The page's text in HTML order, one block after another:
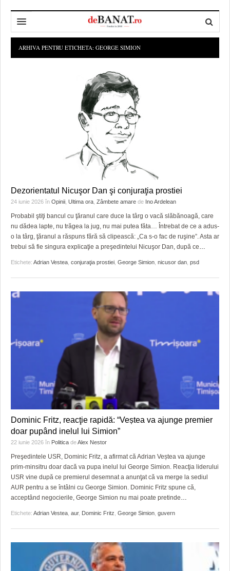
REDACȚIA DEBANAT
POLITICA DE COOKIES
POLITICA DE CONFIDENȚIALITATE
PRIMĂRIA TIMIŞOARA
CONSILIUL JUDEŢEAN TIMIŞ
PREFECTURA TIMIŞ
POLI TIMISOARA
FOTBAL JUDETEAN
DOSARELE DEBANAT
ETICA LUCIDITĂȚII ASISTATE
JURNAL DE CAMPANIE
GRĂDINA TAICII DOMNULUI
ZIARISTU’ DE TERASĂ
FINANŢĂRI DE LA A LA Z
TIMP LIBER ȘI CULTURĂ
ULTRAMARIN VA RECOMANDA
CRONICĂ DE FILM
AFACERI
SĂNĂTATE
ACCIDENTE
FILME DOCUMENTARE
CLIPURI VIDEO
JOCURI ONLINE
DIVERSE
FARMACII DIN TIMIŞOARA
HARTA TIMIŞOAREI
LICEE, ŞCOLI ŞI GRĂDINIŢE DIN TIMIŞ
SFATURI JURIDICE
ARHIVA PENTRU ETICHETA: GEORGE SIMION
Dezorientatul Nicuşor Dan şi conjuraţia prostiei
24 iunie 2026 în Opinii Ultima ora Zâmbete amare de Ino Ardelean
Probabil ştiţi bancul cu ţăranul care duce la târg o vacă slăbănoagă, care
nu dădea lapte, nu trăgea la jug, nu mai putea făta… Întrebat de ce a adus-
o la târg, ţăranul a răspuns fără să clipească: „Ca s-o fac de ruşine”. Asta ar
trebui să fie singura explicaţie a preşedintelui Nicuşor Dan, după ce…
Etichete: Adrian Vestea conjuraţia prostiei George Simion nicusor dan psd
Dominic Fritz, reacţie rapidă: “Veștea va ajunge premier
doar pupând inelul lui Simion”
22 iunie 2026 în Politica deAlex Nestor
Preşedintele USR, Dominic Fritz, a afirmat că Adrian Veștea va ajunge
prim-minsitru doar dacă va pupa inelul lui George Simion. Reacţia liderului
USR vine după ce premierul desemnat a anunţat că va merge la sediul
AUR pentru a se întâlni cu George Simion. Dominic Fritz spune că,
acceptând negocierile, George Simion nu mai poate pretinde…
Etichete: Adrian Vestea aur, Dominic Fritz George Simion guvern